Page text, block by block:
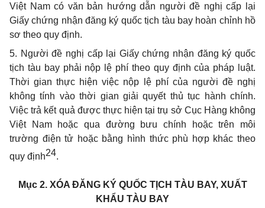
Việt Nam có văn bản hướng dẫn người đề nghị cấp lại
Giấy chứng nhận đăng ký quốc tịch tàu bay hoàn chỉnh hồ
sơ theo quy định.
5. Người đề nghị cấp lại Giấy chứng nhận đăng ký quốc
tịch tàu bay phải nộp lệ phí theo quy định của pháp luật.
Thời gian thực hiện việc nộp lệ phí của người đề nghị
không tính vào thời gian giải quyết thủ tục hành chính.
Việc trả kết quả được thực hiện tại trụ sở Cục Hàng không
Việt Nam hoặc qua đường bưu chính hoặc trên môi
trường điện tử hoặc bằng hình thức phù hợp khác theo
quy định24.
Mục 2. XÓA ĐĂNG KÝ QUỐC TỊCH TÀU BAY, XUẤT
KHẨU TÀU BAY